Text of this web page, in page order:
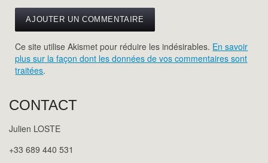
Ce site utilise Akismet pour réduire les indésirables. En savoir
plus sur la façon dont les données de vos commentaires sont
traitées.
CONTACT
Julien LOSTE
+33 689 440 531